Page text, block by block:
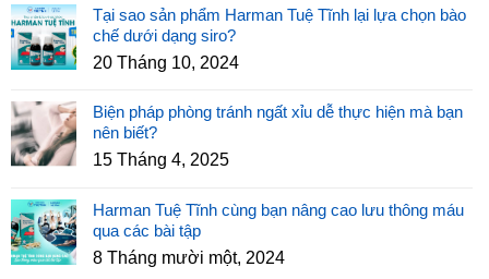
Tại sao sản phẩm Harman Tuệ Tĩnh lại lựa chọn bào
chế dưới dạng siro?
20 Tháng 10, 2024
Biện pháp phòng tránh ngất xỉu dễ thực hiện mà bạn
nên biết?
15 Tháng 4, 2025
Harman Tuệ Tĩnh cùng bạn nâng cao lưu thông máu
qua các bài tập
8 Tháng mười một, 2024